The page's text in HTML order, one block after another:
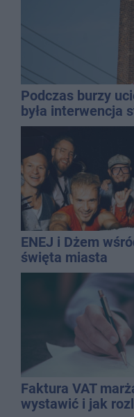
Podczas burzy
była interwencja
ENEJ i Dżem
święta miasta
Faktura VAT
wystawić i jak